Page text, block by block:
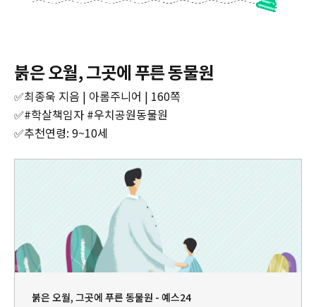
붉은 오월, 그곳에 푸른 동물원
✅최종욱 지음 | 아롬주니어 | 160쪽
✅#학살책임자 #우치공원동물원
✅추천연령: 9~10세
붉은 오월, 그곳에 푸른 동물원 - 예스24